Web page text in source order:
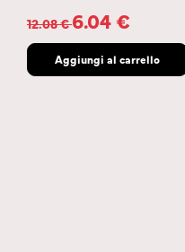
12.08€ 6.04€
Aggiungi al carrello